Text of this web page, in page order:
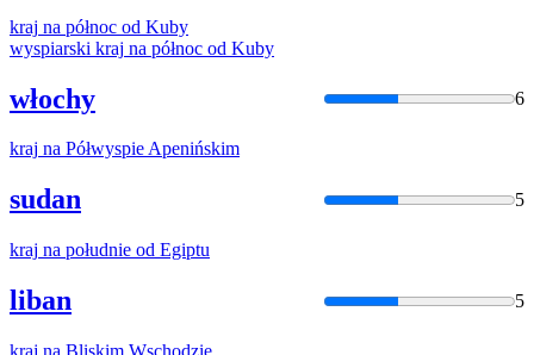
kraj na północ od Kuby
wyspiarski kraj na północ od Kuby
włochy 6
kraj na Półwyspie Apenińskim
sudan 5
kraj na południe od Egiptu
liban 5
kraj na Bliskim Wschodzie